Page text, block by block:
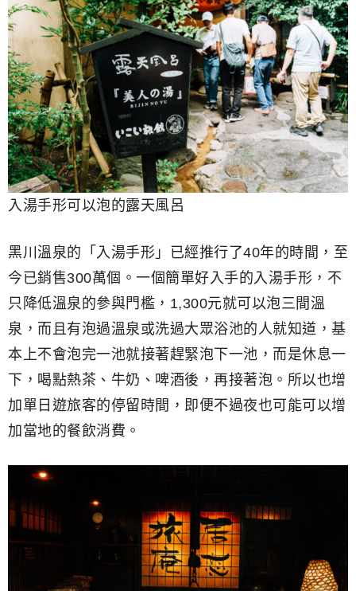
入湯手形可以泡的露天風呂
黑川溫泉的「入湯手形」已經推行了40年的時間，至
今已銷售300萬個。一個簡單好入手的入湯手形，不
只降低溫泉的參與門檻，1,300元就可以泡三間溫
泉，而且有泡過溫泉或洗過大眾浴池的人就知道，基
本上不會泡完一池就接著趕緊泡下一池，而是休息一
下，喝點熱茶、牛奶、啤酒後，再接著泡。所以也增
加單日遊旅客的停留時間，即便不過夜也可能可以增
加當地的餐飲消費。